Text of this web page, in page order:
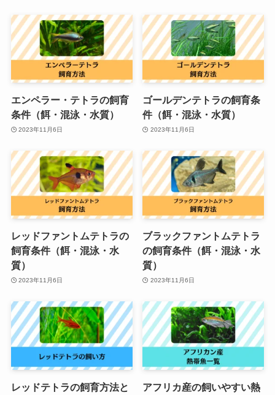
エンペラー・テトラの飼育
条件（餌・混泳・水質）
2023年11月6日
ゴールデンテトラの飼育条
件（餌・混泳・水質）
2023年11月6日
レッドファントムテトラの
飼育条件（餌・混泳・水
質）
2023年11月6日
ブラックファントムテトラ
の飼育条件（餌・混泳・水
質）
2023年11月6日
レッドテトラの飼育方法と
アフリカ産の飼いやすい熱